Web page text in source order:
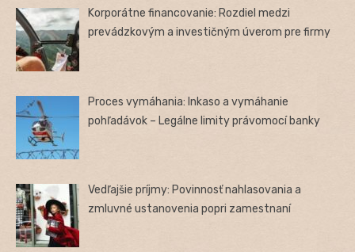
Korporátne financovanie: Rozdiel medzi
prevádzkovým a investičným úverom pre firmy
Proces vymáhania: Inkaso a vymáhanie
pohľadávok – Legálne limity právomocí banky
Vedľajšie príjmy: Povinnosť nahlasovania a
zmluvné ustanovenia popri zamestnaní